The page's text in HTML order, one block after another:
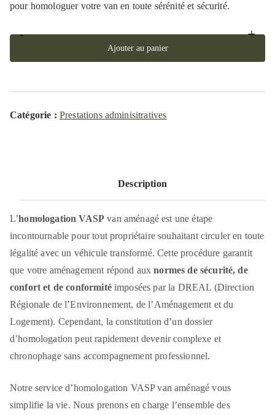
pour homologuer votre van en toute sérénité et sécurité.
-
de
VASP
+
Ajouter au panier
Catégorie : Prestations adminisitratives
Description
L’homologation VASP van aménagé est une étape
incontournable pour tout propriétaire souhaitant circuler en toute
légalité avec un véhicule transformé. Cette procédure garantit
que votre aménagement répond auxnormes de sécurité, de
confort et de conformitéimposées par la DREAL (Direction
Régionale de l’Environnement, de l’Aménagement et du
Logement). Cependant, la constitution d’un dossier
d’homologation peut rapidement devenir complexe et
chronophage sans accompagnement professionnel.
Notre service d’homologation VASP van aménagé vous
simplifie la vie. Nous prenons en charge l’ensemble des